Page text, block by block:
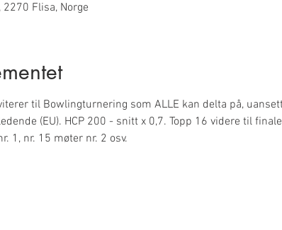
Flisa, Norge
til Bowlingturnering som ALLE kan delta på,
(EU). HCP 200 - snitt x 0,7. Topp 16 videre til
1, nr. 15 møter nr. 2 osv.